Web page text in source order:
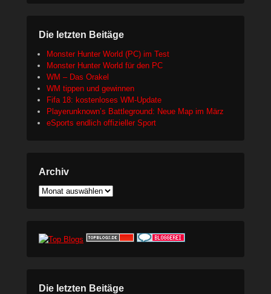
Die letzten Beitäge
Monster Hunter World (PC) im Test
Monster Hunter World für den PC
WM – Das Orakel
WM tippen und gewinnen
Fifa 18: kostenloses WM-Update
Playerunknown’s Battleground: Neue Map im März
eSports endlich offizieller Sport
Archiv
Archiv
Die letzten Beitäge